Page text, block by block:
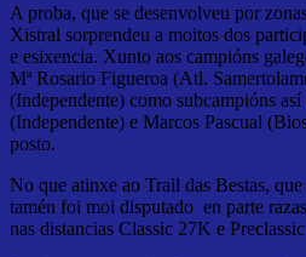
A proba, que se desenvolveu por
Xistral sorprendeu a moitos dos
e esixencia. Xunto aos campións
Mª Rosario Figueroa (Atl.
(Independente) como subcampións
(Independente) e Marcos Pascual
posto.
No que atinxe ao Trail das Bestas,
tamén foi moi disputado en parte
nas distancias Classic 27K e